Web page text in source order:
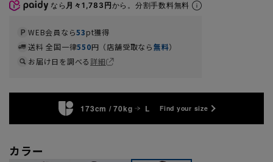
なら 月々1,783円から。分割手数料無料
WEB会員なら53pt獲得
送料 全国一律550円（店舗受取なら無料）
お届け日を調べる詳細
173cm / 70kg L Find your size
カラー